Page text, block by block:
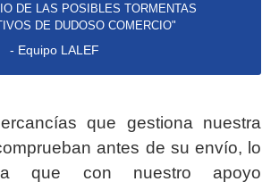
DE LAS POSIBLES TORMENTAS
DE DUDOSO COMERCIO"
- Equipo LALEF
que gestiona nuestra
antes de su envío, lo
que con nuestro apoyo